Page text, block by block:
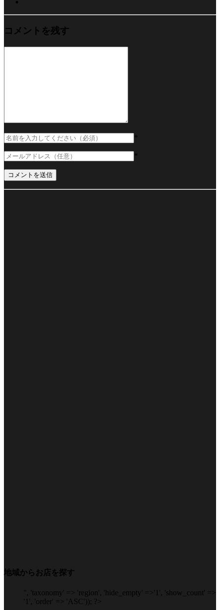
コメントを残す
地域からお店を探す
'', 'taxonomy' => 'region', 'hide_empty' =>'1', 'show_count' =>
'1', 'order' => 'ASC')); ?>